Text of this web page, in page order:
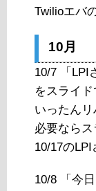
Twilioエバ
10月
10/7 「LPI
をスライド
いったんリ
必要ならス
10/17のLPI
10/8 「今